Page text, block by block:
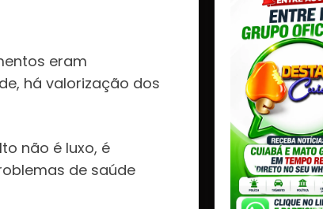
eram
há valorização dos
não é luxo, é
de saúde